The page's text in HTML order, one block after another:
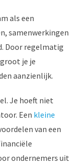
als een
samenwerkingen
Door regelmatig
je je
aanzienlijk.
Je hoeft niet
Een kleine
van een
ondernemers uit